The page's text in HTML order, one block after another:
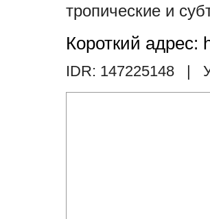
тропические и
Короткий адрес:
IDR: 147225148 |